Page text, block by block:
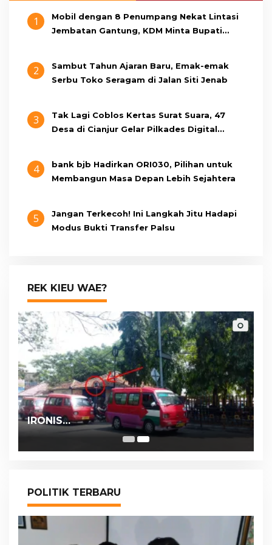
1
Mobil dengan 8 Penumpang Nekat Lintasi
Jembatan Gantung, KDM Minta Bupati
2
Sambut Tahun Ajaran Baru, Emak-emak
Serbu Toko Seragam di Jalan Siti Jenab
3
Tak Lagi Coblos Kertas Surat Suara, 47
Desa di Cianjur Gelar Pilkades Digital
4
bank bjb Hadirkan ORI030, Pilihan untuk
Membangun Masa Depan Lebih Sejahtera
5
Jangan Terkecoh! Ini Langkah Jitu Hadapi
Modus Bukti Transfer Palsu
REK KIEU WAE?
IRONIS…
POLITIK TERBARU